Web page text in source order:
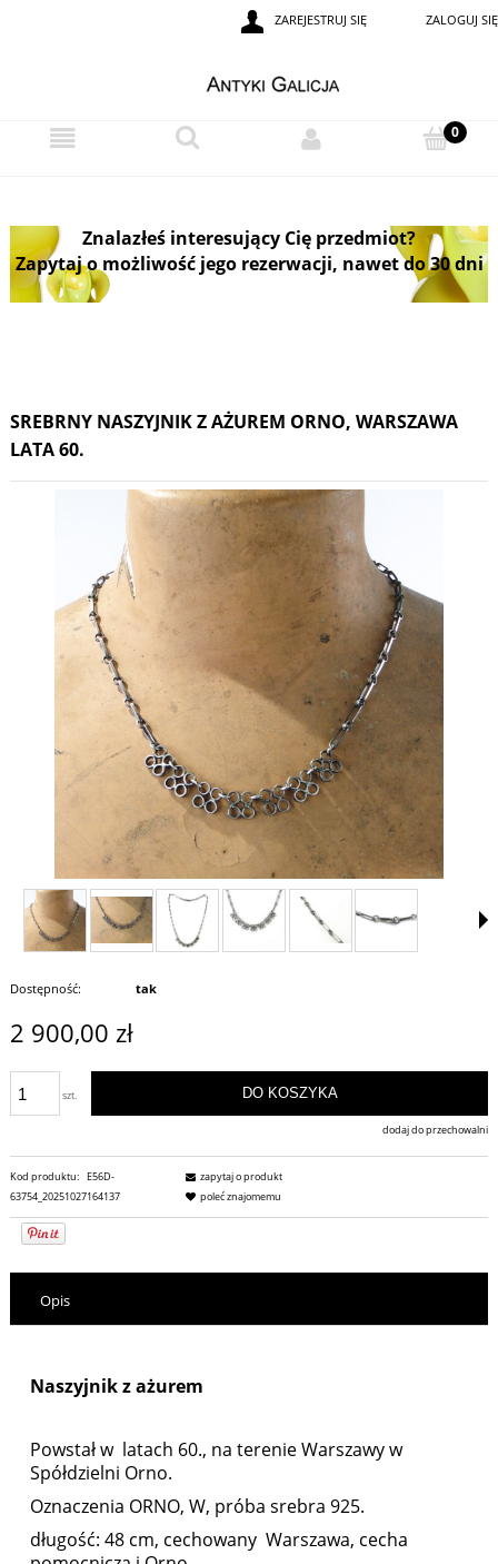
ZAREJESTRUJ SIĘ ZALOGUJ SIĘ
Znalazłeś interesujący Cię przedmiot?
Zapytaj o możliwość jego rezerwacji, nawet do 30 dni
SREBRNY NASZYJNIK Z AŻUREM ORNO, WARSZAWA
LATA 60.
Dostępność: tak
2 900,00 zł
szt. DO KOSZYKA
dodaj do przechowalni
Kod produktu: E56D-
63754_20251027164137
zapytaj o produkt
poleć znajomemu
Opis
Naszyjnik z ażurem
Powstał w latach 60., na terenie Warszawy w
Spółdzielni Orno.
Oznaczenia ORNO, W, próba srebra 925.
długość: 48 cm, cechowany Warszawa, cecha